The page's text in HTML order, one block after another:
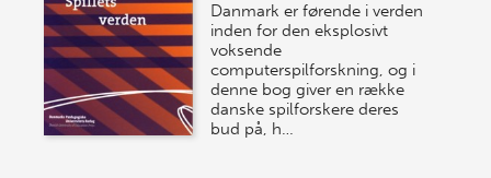
Danmark er førende i verden
inden for den eksplosivt
voksende
computerspilforskning, og i
denne bog giver en række
danske spilforskere deres
bud på, h…